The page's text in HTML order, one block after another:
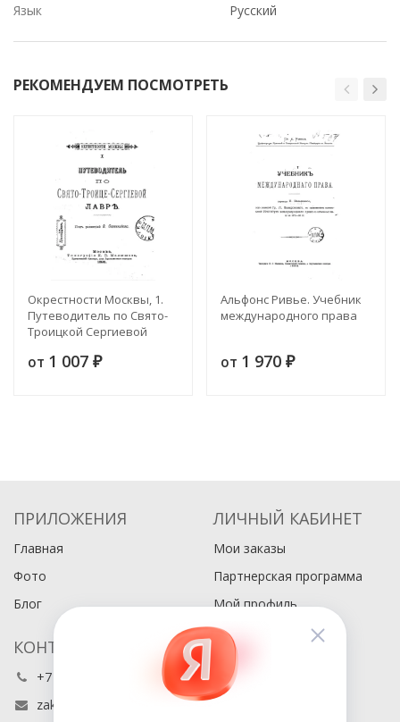
Язык
Русский
РЕКОМЕНДУЕМ ПОСМОТРЕТЬ
Окрестности Москвы, 1.
Путеводитель по Свято-
Троицкой Сергиевой
от 1 007 ₽
Альфонс Ривье. Учебник
международного права
от 1 970 ₽
ПРИЛОЖЕНИЯ
Главная
Фото
Блог
ЛИЧНЫЙ КАБИНЕТ
Мои заказы
Партнерская программа
Мой профиль
КОНТАКТЫ
+7 (495) 486-80-76
zakaz@buyabook.ru